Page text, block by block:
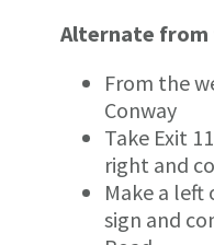
Alternate from
From the
Conway
Take Exit
right and
Make a left
sign and